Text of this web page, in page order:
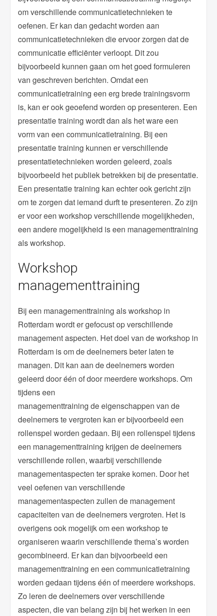
om verschillende communicatietechnieken te
oefenen. Er kan dan gedacht worden aan
communicatietechnieken die ervoor zorgen dat de
communicatie efficiënter verloopt. Dit zou
bijvoorbeeld kunnen gaan om het goed formuleren
van geschreven berichten. Omdat een
communicatietraining een erg brede trainingsvorm
is, kan er ook geoefend worden op presenteren. Een
presentatie training wordt dan als het ware een
vorm van een communicatietraining. Bij een
presentatie training kunnen er verschillende
presentatietechnieken worden geleerd, zoals
bijvoorbeeld het publiek betrekken bij de presentatie.
Een presentatie training kan echter ook gericht zijn
om te zorgen dat iemand durft te presenteren. Zo zijn
er voor een workshop verschillende mogelijkheden,
een andere mogelijkheid is een managementtraining
als workshop.
Workshop
managementtraining
Bij een managementtraining als workshop in
Rotterdam wordt er gefocust op verschillende
management aspecten. Het doel van de workshop in
Rotterdam is om de deelnemers beter laten te
managen. Dit kan aan de deelnemers worden
geleerd door één of door meerdere workshops. Om
tijdens een
managementtraining de eigenschappen van de
deelnemers te vergroten kan er bijvoorbeeld een
rollenspel worden gedaan. Bij een rollenspel tijdens
een managementtraining krijgen de deelnemers
verschillende rollen, waarbij verschillende
managementaspecten ter sprake komen. Door het
veel oefenen van verschillende
managementaspecten zullen de management
capaciteiten van de deelnemers vergroten. Het is
overigens ook mogelijk om een workshop te
organiseren waarin verschillende thema’s worden
gecombineerd. Er kan dan bijvoorbeeld een
managementtraining en een communicatietraining
worden gedaan tijdens één of meerdere workshops.
Zo leren de deelnemers over verschillende
aspecten, die van belang zijn bij het werken in een